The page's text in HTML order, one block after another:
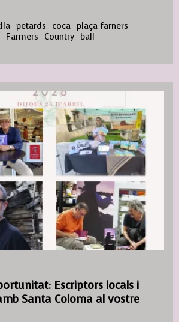
petards coca plaça farners
Farmers Country ball
Escriptors locals i
Santa Coloma al vostre